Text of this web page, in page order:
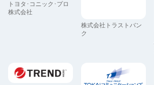
トヨタ･コニック･プロ
株式会社
株式会社トラストバン
ク